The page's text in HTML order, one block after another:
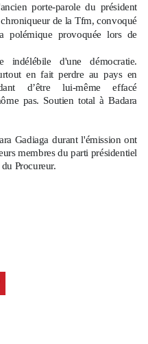
porte-parole du président
de la Tfm, convoqué
polémique provoquée lors de
d'une démocratie.
en fait perdre au pays en
d’être lui-même effacé
pas. Soutien total à Badara
Gadiaga durant l'émission ont
membres du parti présidentiel
Procureur.